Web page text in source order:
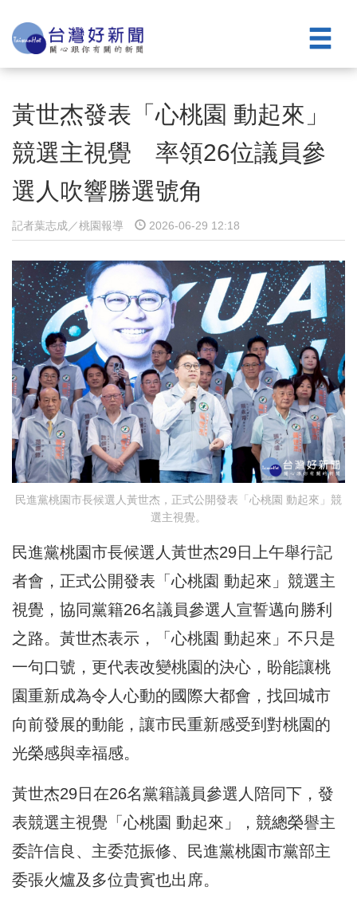
黃世杰發表「心桃園 動起來」
競選主視覺 率領26位議員參
選人吹響勝選號角
記者葉志成／桃園報導 2026-06-29 12:18
民進黨桃園市長候選人黃世杰，正式公開發表「心桃園 動起來」競
選主視覺。
民進黨桃園市長候選人黃世杰29日上午舉行記
者會，正式公開發表「心桃園 動起來」競選主
視覺，協同黨籍26名議員參選人宣誓邁向勝利
之路。黃世杰表示，「心桃園 動起來」不只是
一句口號，更代表改變桃園的決心，盼能讓桃
園重新成為令人心動的國際大都會，找回城市
向前發展的動能，讓市民重新感受到對桃園的
光榮感與幸福感。
黃世杰29日在26名黨籍議員參選人陪同下，發
表競選主視覺「心桃園 動起來」，競總榮譽主
委許信良、主委范振修、民進黨桃園市黨部主
委張火爐及多位貴賓也出席。